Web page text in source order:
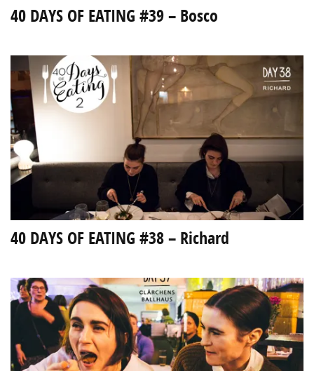
40 DAYS OF EATING #39 – Bosco
40 DAYS OF EATING #38 – Richard